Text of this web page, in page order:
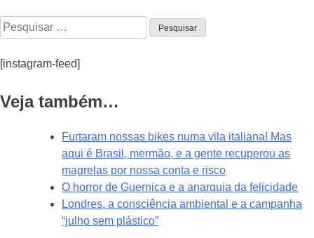
[instagram-feed]
Veja também…
Furtaram nossas bikes numa vila italiana! Mas
aqui é Brasil, mermão, e a gente recuperou as
magrelas por nossa conta e risco
O horror de Guernica e a anarquia da felicidade
Londres, a consciência ambiental e a campanha
“julho sem plástico”